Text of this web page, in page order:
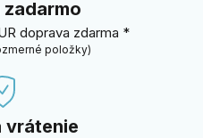
doprava zdarma *
položky)
vrátenie